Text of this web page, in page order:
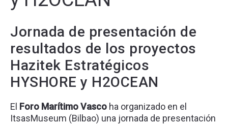
Jornada de presentación de
resultados de los proyectos
Hazitek Estratégicos
HYSHORE y H2OCEAN
El Foro Marítimo Vasco ha organizado en el
ItsasMuseum (Bilbao) una jornada de presentación